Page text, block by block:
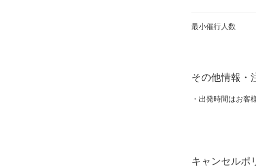
​最小催行人数
その他情報・
・出発時間はお客
キャンセルポ